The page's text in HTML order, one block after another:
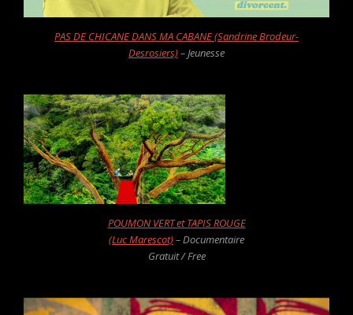
PAS DE CHICANE DANS MA CABANE (Sandrine Brodeur-
Desrosiers)– Jeunesse
POUMON VERT et TAPIS ROUGE
(Luc Marescot)– Documentaire
Gratuit / Free